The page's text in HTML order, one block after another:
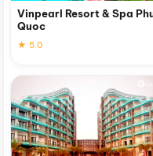
Vinpearl Resort & Spa
Quoc
★ 5.0